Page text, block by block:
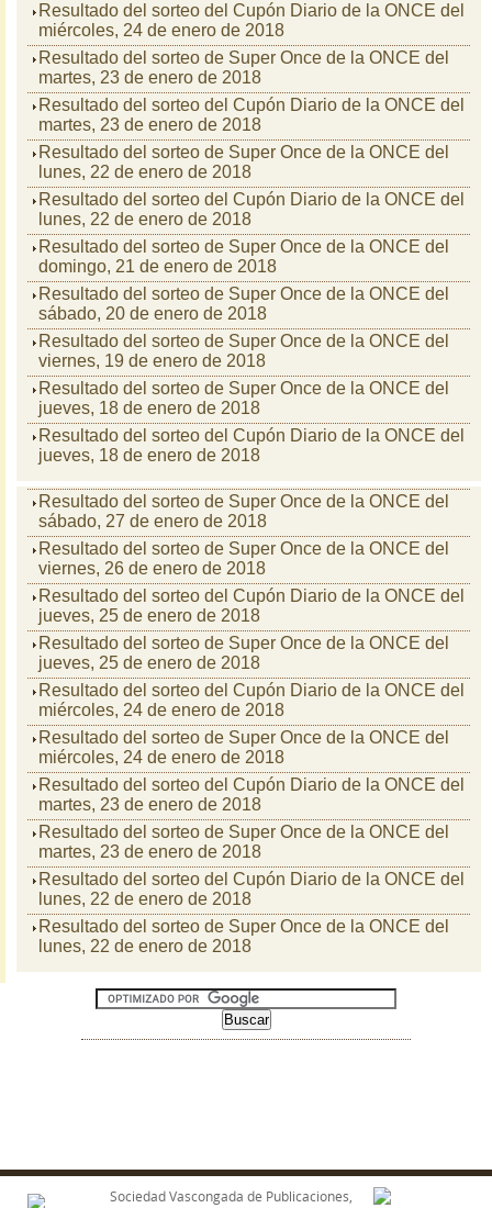
Resultado del sorteo del Cupón Diario de la ONCE del
miércoles, 24 de enero de 2018
Resultado del sorteo de Super Once de la ONCE del
martes, 23 de enero de 2018
Resultado del sorteo del Cupón Diario de la ONCE del
martes, 23 de enero de 2018
Resultado del sorteo de Super Once de la ONCE del
lunes, 22 de enero de 2018
Resultado del sorteo del Cupón Diario de la ONCE del
lunes, 22 de enero de 2018
Resultado del sorteo de Super Once de la ONCE del
domingo, 21 de enero de 2018
Resultado del sorteo de Super Once de la ONCE del
sábado, 20 de enero de 2018
Resultado del sorteo de Super Once de la ONCE del
viernes, 19 de enero de 2018
Resultado del sorteo de Super Once de la ONCE del
jueves, 18 de enero de 2018
Resultado del sorteo del Cupón Diario de la ONCE del
jueves, 18 de enero de 2018
Resultado del sorteo de Super Once de la ONCE del
sábado, 27 de enero de 2018
Resultado del sorteo de Super Once de la ONCE del
viernes, 26 de enero de 2018
Resultado del sorteo del Cupón Diario de la ONCE del
jueves, 25 de enero de 2018
Resultado del sorteo de Super Once de la ONCE del
jueves, 25 de enero de 2018
Resultado del sorteo del Cupón Diario de la ONCE del
miércoles, 24 de enero de 2018
Resultado del sorteo de Super Once de la ONCE del
miércoles, 24 de enero de 2018
Resultado del sorteo del Cupón Diario de la ONCE del
martes, 23 de enero de 2018
Resultado del sorteo de Super Once de la ONCE del
martes, 23 de enero de 2018
Resultado del sorteo del Cupón Diario de la ONCE del
lunes, 22 de enero de 2018
Resultado del sorteo de Super Once de la ONCE del
lunes, 22 de enero de 2018
Sociedad Vascongada de Publicaciones,